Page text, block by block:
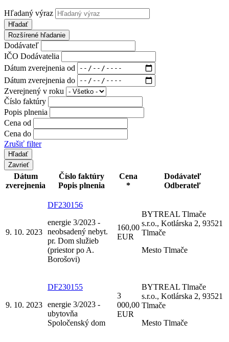
Hľadaný výraz
Hľadať
Rozšírené hľadanie
Dodávateľ
IČO Dodávatelia
Dátum zverejnenia od
Dátum zverejnenia do
Zverejnený v roku
Číslo faktúry
Popis plnenia
Cena od
Cena do
Zrušiť filter
Zavrieť
Dátum
zverejnenia
Číslo faktúry
Popis plnenia
Cena
*
Dodávateľ
Odberateľ
9. 10. 2023
DF230156
energie 3/2023 -
neobsadený nebyt.
pr. Dom služieb
(priestor po A.
Borošovi)
160,00
EUR
BYTREAL Tlmače
s.r.o., Kotlárska 2, 93521
Tlmače
Mesto Tlmače
9. 10. 2023
DF230155
energie 3/2023 -
ubytovňa
Spoločenský dom
3
000,00
EUR
BYTREAL Tlmače
s.r.o., Kotlárska 2, 93521
Tlmače
Mesto Tlmače